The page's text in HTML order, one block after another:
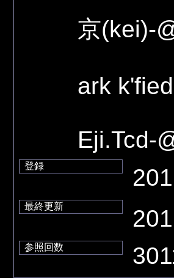
京(kei)-
ark
Eji.Tcd-
登録
最終更新
参照回数